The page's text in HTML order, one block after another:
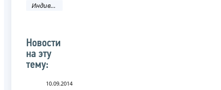
Индивидуальный предприниматель
Новости
на эту
тему:
10.09.2014